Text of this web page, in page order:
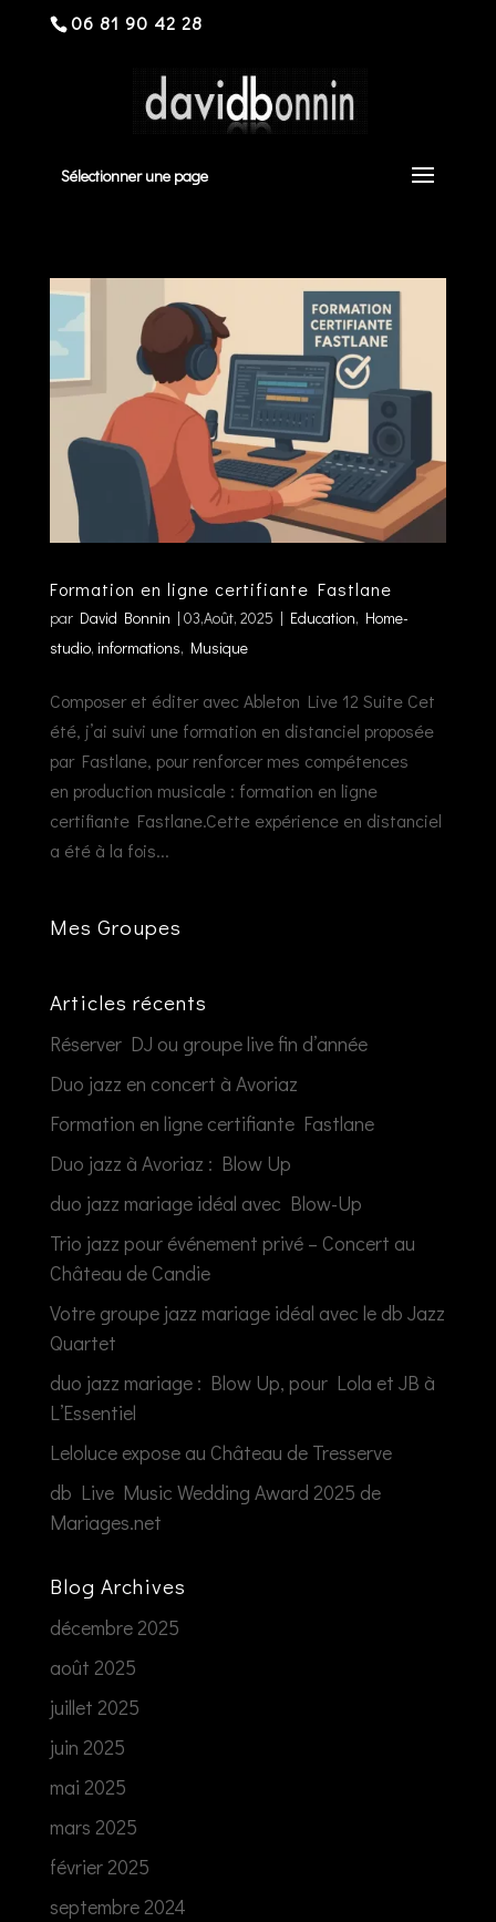
06 81 90 42 28
Sélectionner une page
Formation en ligne certifiante Fastlane
par David Bonnin | 03,Août, 2025 | Education, Home-
studio, informations, Musique
Composer et éditer avec Ableton Live 12 Suite Cet
été, j’ai suivi une formation en distanciel proposée
par Fastlane, pour renforcer mes compétences
en production musicale : formation en ligne
certifiante Fastlane.Cette expérience en distanciel
a été à la fois...
Mes Groupes
Articles récents
Réserver DJ ou groupe live fin d’année
Duo jazz en concert à Avoriaz
Formation en ligne certifiante Fastlane
Duo jazz à Avoriaz : Blow Up
duo jazz mariage idéal avec Blow-Up
Trio jazz pour événement privé – Concert au
Château de Candie
Votre groupe jazz mariage idéal avec le db Jazz
Quartet
duo jazz mariage : Blow Up, pour Lola et JB à
L’Essentiel
Leloluce expose au Château de Tresserve
db Live Music Wedding Award 2025 de
Mariages.net
Blog Archives
décembre 2025
août 2025
juillet 2025
juin 2025
mai 2025
mars 2025
février 2025
septembre 2024